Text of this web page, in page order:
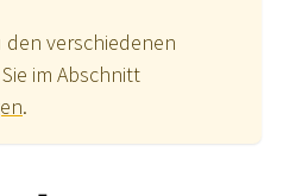
verschiedenen
im Abschnitt
.